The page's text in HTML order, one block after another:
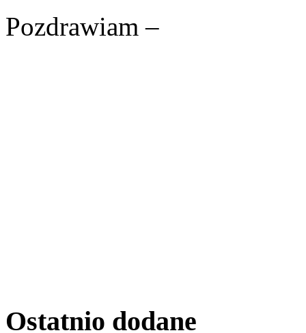
Pozdrawiam –
Ostatnio dodane